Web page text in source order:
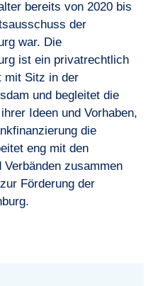
bereits von 2020 bis
der
war. Die
ist ein privatrechtlich
mit Sitz in der
und begleitet die
Ideen und Vorhaben,
die
eng mit den
zusammen
Förderung der